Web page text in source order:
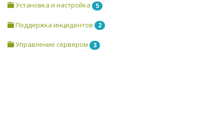
Установка и настройка 5
Поддержка инцидентов 2
Управление сервером 3